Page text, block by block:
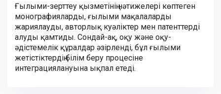
Ғылыми-зерттеу қызметінің нәтижелері көптеген
монографияларды, ғылыми мақалаларды
жариялауды, авторлық куәліктер мен патенттерді
алуды қамтиды. Сондай-ақ, оқу және оқу-
әдістемелік құралдар әзірленді, бұл ғылыми
жетістіктердің білім беру процесіне
интеграциялануына ықпал етеді.